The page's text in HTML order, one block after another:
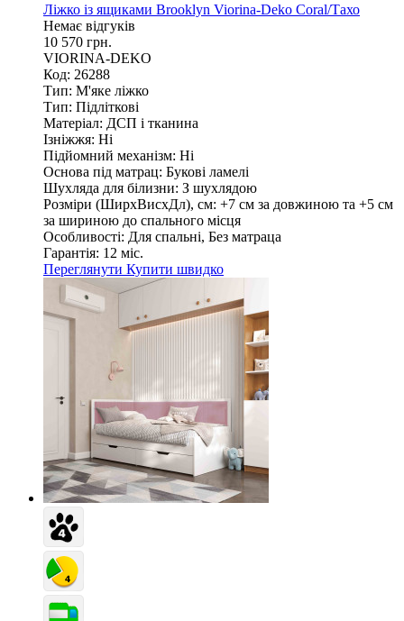
Ліжко із ящиками Brooklyn Viorina-Deko Coral/Тахо
Немає відгуків
10 570 грн.
VIORINA-DEKO
Код: 26288
Тип: М'яке ліжко
Тип: Підліткові
Матеріал: ДСП і тканина
Ізніжжя: Ні
Підйомний механізм: Ні
Основа під матрац: Букові ламелі
Шухляда для білизни: З шухлядою
Розміри (ШирxВисxДл), см: +7 см за довжиною та +5 см
за шириною до спального місця
Особливості: Для спальні, Без матраца
Гарантія: 12 міс.
Переглянути Купити швидко